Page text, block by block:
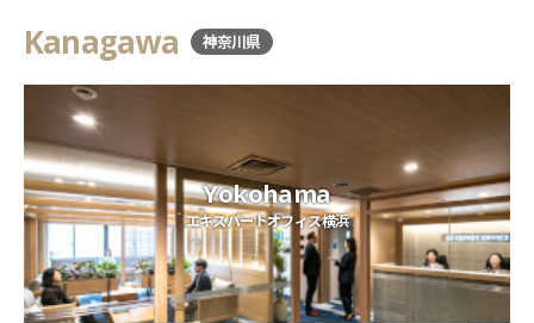
Kanagawa 神奈川県
Yokohama
エキスパートオフィス横浜